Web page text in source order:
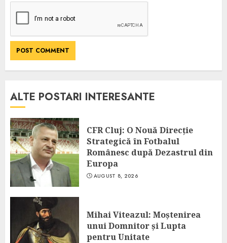
ALTE POSTARI INTERESANTE
CFR Cluj: O Nouă Direcție
Strategică în Fotbalul
Românesc după Dezastrul din
Europa
AUGUST 8, 2026
Mihai Viteazul: Moștenirea
unui Domnitor și Lupta
pentru Unitate